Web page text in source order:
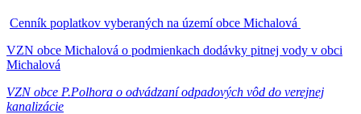
Cenník poplatkov vyberaných na území obce Michalová
VZN obce Michalová o podmienkach dodávky pitnej vody v obci
Michalová
VZN obce P.Polhora o odvádzaní odpadových vôd do verejnej
kanalizácie